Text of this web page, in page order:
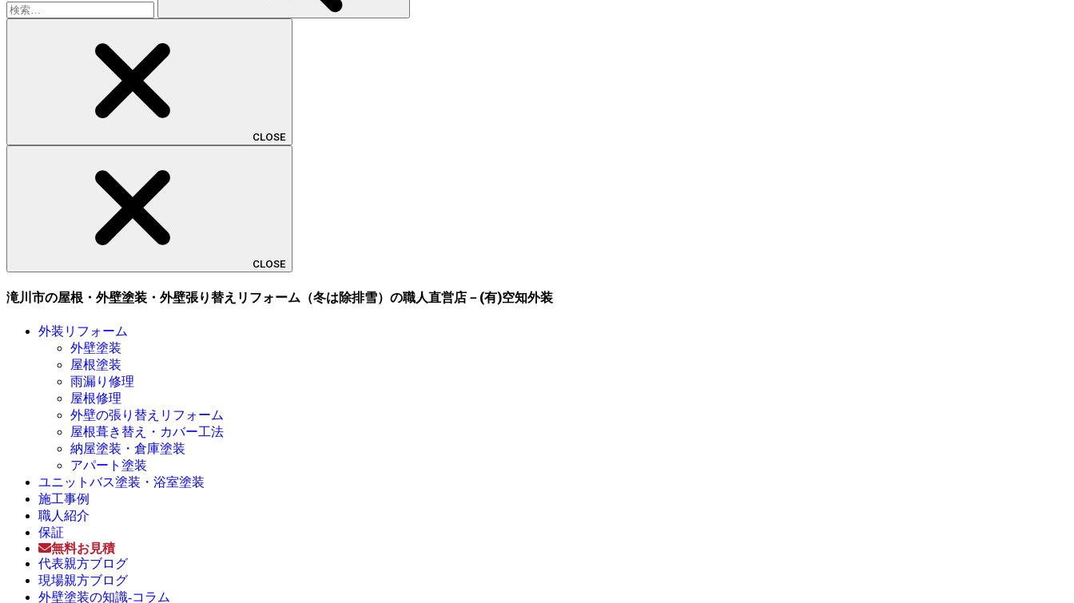
CLOSE
CLOSE
滝川市の屋根・外壁塗装・外壁張り替えリフォーム（冬は除排雪）の職人直営店－(有)空知外装
外装リフォーム
外壁塗装
屋根塗装
雨漏り修理
屋根修理
外壁の張り替えリフォーム
屋根葺き替え・カバー工法
納屋塗装・倉庫塗装
アパート塗装
ユニットバス塗装・浴室塗装
施工事例
職人紹介
保証
無料お見積
代表親方ブログ
現場親方ブログ
外壁塗装の知識-コラム